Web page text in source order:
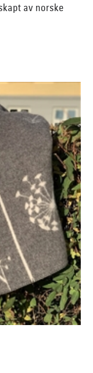
av norske